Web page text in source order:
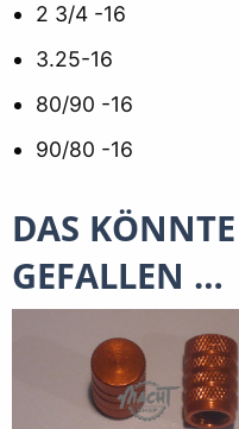
2 3/4 -16
3.25-16
80/90 -16
90/80 -16
DAS
GEFALLEN …